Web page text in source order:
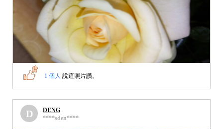
1 個人 說這照片讚。
D
DENG
****sden****